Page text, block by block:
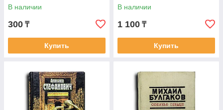
В наличии
300 ₸
Купить
В наличии
1 100 ₸
Купить